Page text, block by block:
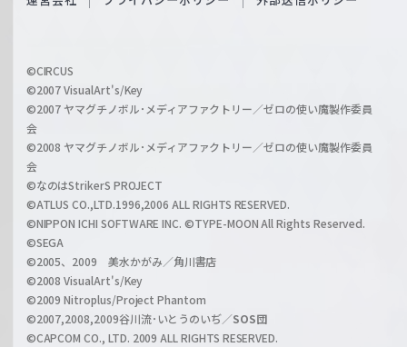
a
r
z
i
l
h
a
n
l
©CIRCUS
©2007 VisualArt's/Key
©2007 ヤマグチノボル･メディアファクトリー／ゼロの使い魔製作委員
会
©2008 ヤマグチノボル･メディアファクトリー／ゼロの使い魔製作委員
会
©なのはStrikerS PROJECT
©ATLUS CO.,LTD.1996,2006 ALL RIGHTS RESERVED.
©NIPPON ICHI SOFTWARE INC. ©TYPE-MOON All Rights Reserved.
©SEGA
©2005、2009 美水かがみ／角川書店
©2008 VisualArt's/Key
©2009 Nitroplus/Project Phantom
©2007,2008,2009谷川流･いとうのいぢ／SOS団
©CAPCOM CO., LTD. 2009 ALL RIGHTS RESERVED.